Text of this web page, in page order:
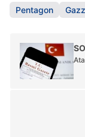
Pentagon